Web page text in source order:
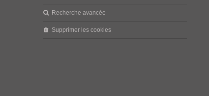
Recherche avancée
Supprimer les cookies